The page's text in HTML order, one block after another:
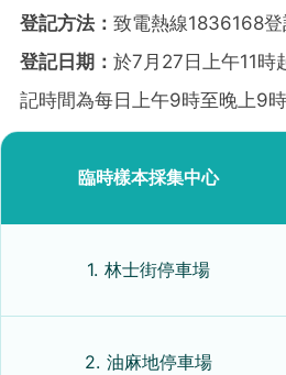
登記方法： 致電熱線1836168
登記日期： 於7月27日上午11時
記時間為每日上午9時至晚上9時
臨時樣本採集中心
1. 林士街停車場
2. 油麻地停車場